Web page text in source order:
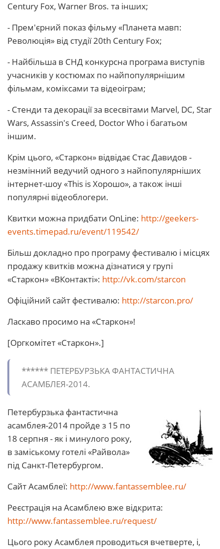
Century Fox, Warner Bros. та інших;
- Прем'єрний показ фільму «Планета мавп:
Революція» від студії 20th Century Fox;
- Найбільша в СНД конкурсна програма виступів
учасників у костюмах по найпопулярнішим
фільмам, коміксами та відеоіграм;
- Стенди та декорації за всесвітами Marvel, DC, Star
Wars, Assassin's Creed, Doctor Who і багатьом
іншим.
Крім цього, «Старкон» відвідає Стас Давидов -
незмінний ведучий одного з найпопулярніших
інтернет-шоу «This is Хорошо», а також інші
популярні відеоблогери.
Квитки можна придбати OnLine: http://geekers-
events.timepad.ru/event/119542/
Більш докладно про програму фестивалю і місцях
продажу квитків можна дізнатися у групі
«Старкон» «ВКонтакті»: http://vk.com/starcon
Офіційний сайт фестивалю: http://starcon.pro/
Ласкаво просимо на «Старкон»!
[Оргкомітет «Старкон».]
****** ПЕТЕРБУРЗЬКА ФАНТАСТИЧНА
АСАМБЛЕЯ-2014.
Петербурзька фантастична
асамблея-2014 пройде з 15 по
18 серпня - як і минулого року,
в заміському готелі «Райвола»
під Санкт-Петербургом.
Сайт Асамблеї: http://www.fantassemblee.ru/
Реєстрація на Асамблею вже відкрита:
http://www.fantassemblee.ru/request/
Цього року Асамблея проводиться вчетверте, і,